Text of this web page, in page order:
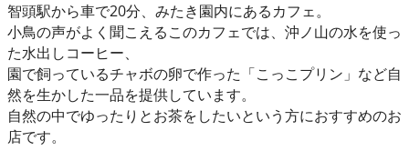
智頭駅から車で20分、みたき園内にあるカフェ。
小鳥の声がよく聞こえるこのカフェでは、沖ノ山の水を使っ
た水出しコーヒー、
園で飼っているチャボの卵で作った「こっこプリン」など自
然を生かした一品を提供しています。
自然の中でゆったりとお茶をしたいという方におすすめのお
店です。